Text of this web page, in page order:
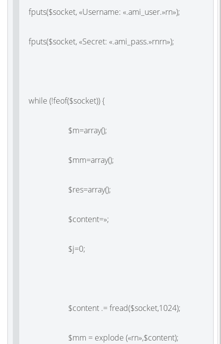
fputs($socket, «Username: «.ami_user.»rn»);
fputs($socket, «Secret: «.ami_pass.»rnrn»);
while (!feof($socket)) {
$m=array();
$mm=array();
$res=array();
$content=»;
$j=0;
$content .= fread($socket,1024);
$mm = explode («rn»,$content);